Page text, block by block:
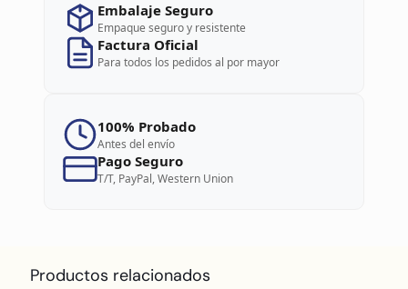
Embalaje Seguro
Empaque seguro y resistente
Factura Oficial
Para todos los pedidos al por mayor
100% Probado
Antes del envío
Pago Seguro
T/T, PayPal, Western Union
Productos relacionados